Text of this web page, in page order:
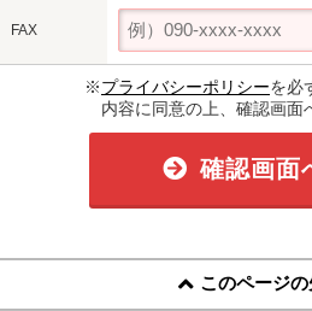
FAX
※プライバシーポリシーを必
内容に同意の上、確認画面
確認画面
このページ